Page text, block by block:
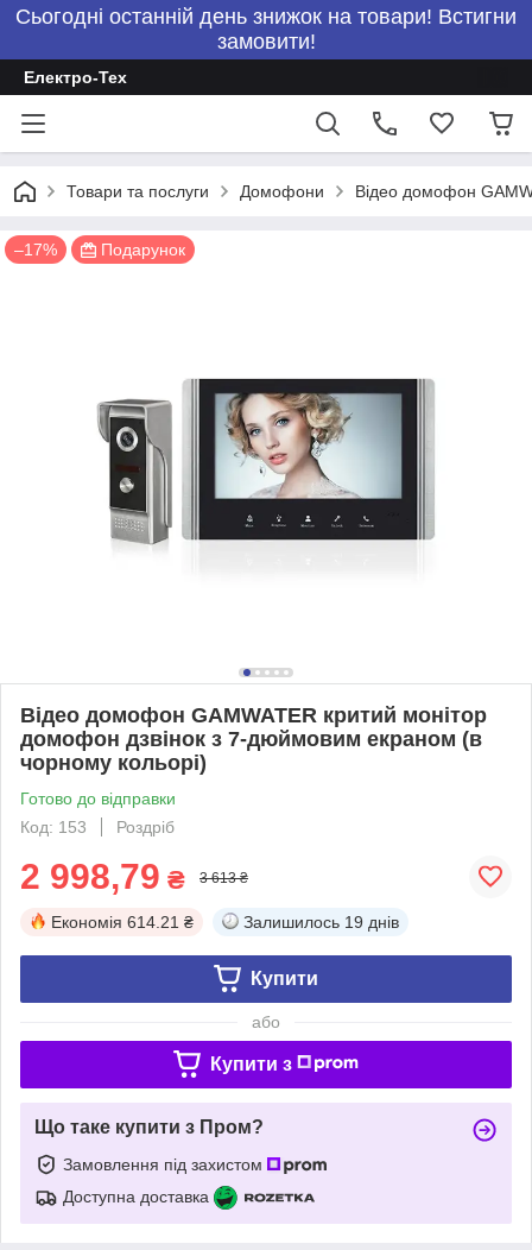
Сьогодні останній день знижок на товари! Встигни
замовити!
Електро-Тех
Товари та послуги Домофони Відео домофон
–17% Подарунок
Відео домофон GAMWATER критий монітор
домофон дзвінок з 7-дюймовим екраном (в
чорному кольорі)
Готово до відправки
Код: 153
Роздріб
2 998,79 ₴ 3 613 ₴
Економія 614.21 ₴ Залишилось 19 днів
Купити
або
Купити з
Що таке купити з Пром?
Замовлення під захистом
Доступна доставка